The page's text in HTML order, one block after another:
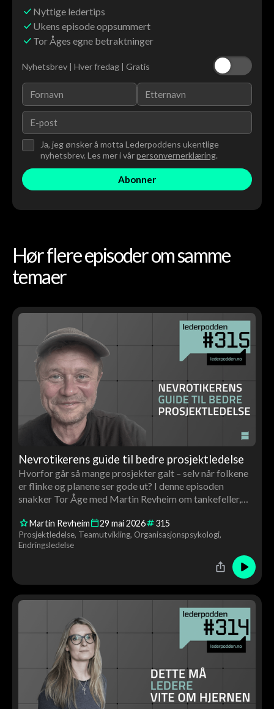
Nyttige ledertips
Ukens episode oppsummert
Tor Åges egne betraktninger
Nyhetsbrev | Hver fredag | Gratis
Ja, jeg ønsker å motta Lederpoddens ukentlige
nyhetsbrev. Les mer i vårpersonvernerklæring.
Hør flere episoder om samme
temaer
Nevrotikerens guide til bedre prosjektledelse
Hvorfor går så mange prosjekter galt – selv når folkene
er flinke og planene ser gode ut? I denne episoden
snakker Tor Åge med Martin Revheim om tankefeller,
prosjektledelse handler minst like mye om mennesker
som om systemer.
Martin Revheim 29 mai2026 315
Prosjektledelse Teamutvikling Organisasjonspsykologi
Endringsledelse